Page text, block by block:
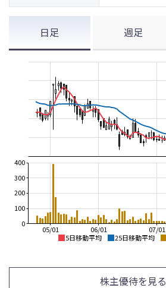
日足 週足
5日移動平均 25日移動平均
07/01
06/01
05/01
0
100
200
300
400
株主優待を見る